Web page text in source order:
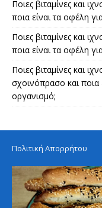
Ποιες βιταμίνες και
ποια είναι τα οφέλη
Ποιες βιταμίνες και
ποια είναι τα οφέλη
Ποιες βιταμίνες και
σχοινόπρασο και ποια
οργανισμό;
Πολιτική Απορρήτου